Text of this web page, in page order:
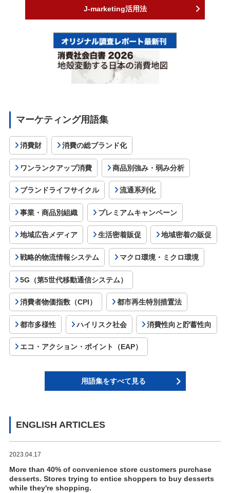
J-marketing活用法
マーケティング用語集
消費財 消費の総ブランド化
ワンランクアップ消費 商品別強み・弱み分析
ブランドライフサイクル 流通系列化
事業・商品別組織 プレミアムキャンペーン
地域広告メディア 生活密着販促 地域密着の販促
戦略的物流情報システム マクロ環境・ミクロ環境
5G（第5世代移動通信システム）
消費者物価指数（CPI） 都市再生特別措置法
都市多様性 ハイリスク社会 消費性向と貯蓄性向
エコ・アクション・ポイント（EAP）
用語集をすべて見る
ENGLISH ARTICLES
2023.04.17
More than 40% of convenience store customers purchase
desserts. Stores trying to entice shoppers to buy desserts
while they're shopping.